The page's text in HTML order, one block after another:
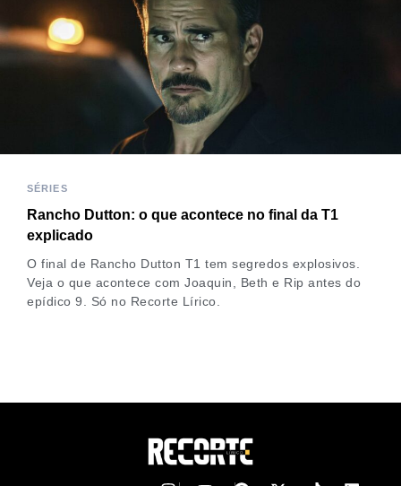
SÉRIES
Rancho Dutton: o que acontece no final da T1
explicado
O final de Rancho Dutton T1 tem segredos explosivos.
Veja o que acontece com Joaquin, Beth e Rip antes do
epídico 9. Só no Recorte Lírico.